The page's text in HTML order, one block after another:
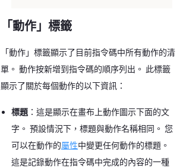
「動作」標籤
「動作」標籤顯示了目前指令碼中所有動作的清
單。 動作按新增到指令碼的順序列出。 此標籤
顯示了關於每個動作的以下資訊：
標題 ：這是顯示在畫布上動作圖示下面的文
字。 預設情況下，標題與動作名稱相同。 您
可以在動作的屬性中變更任何動作的標題。
這是記錄動作在指令碼中完成的內容的一種